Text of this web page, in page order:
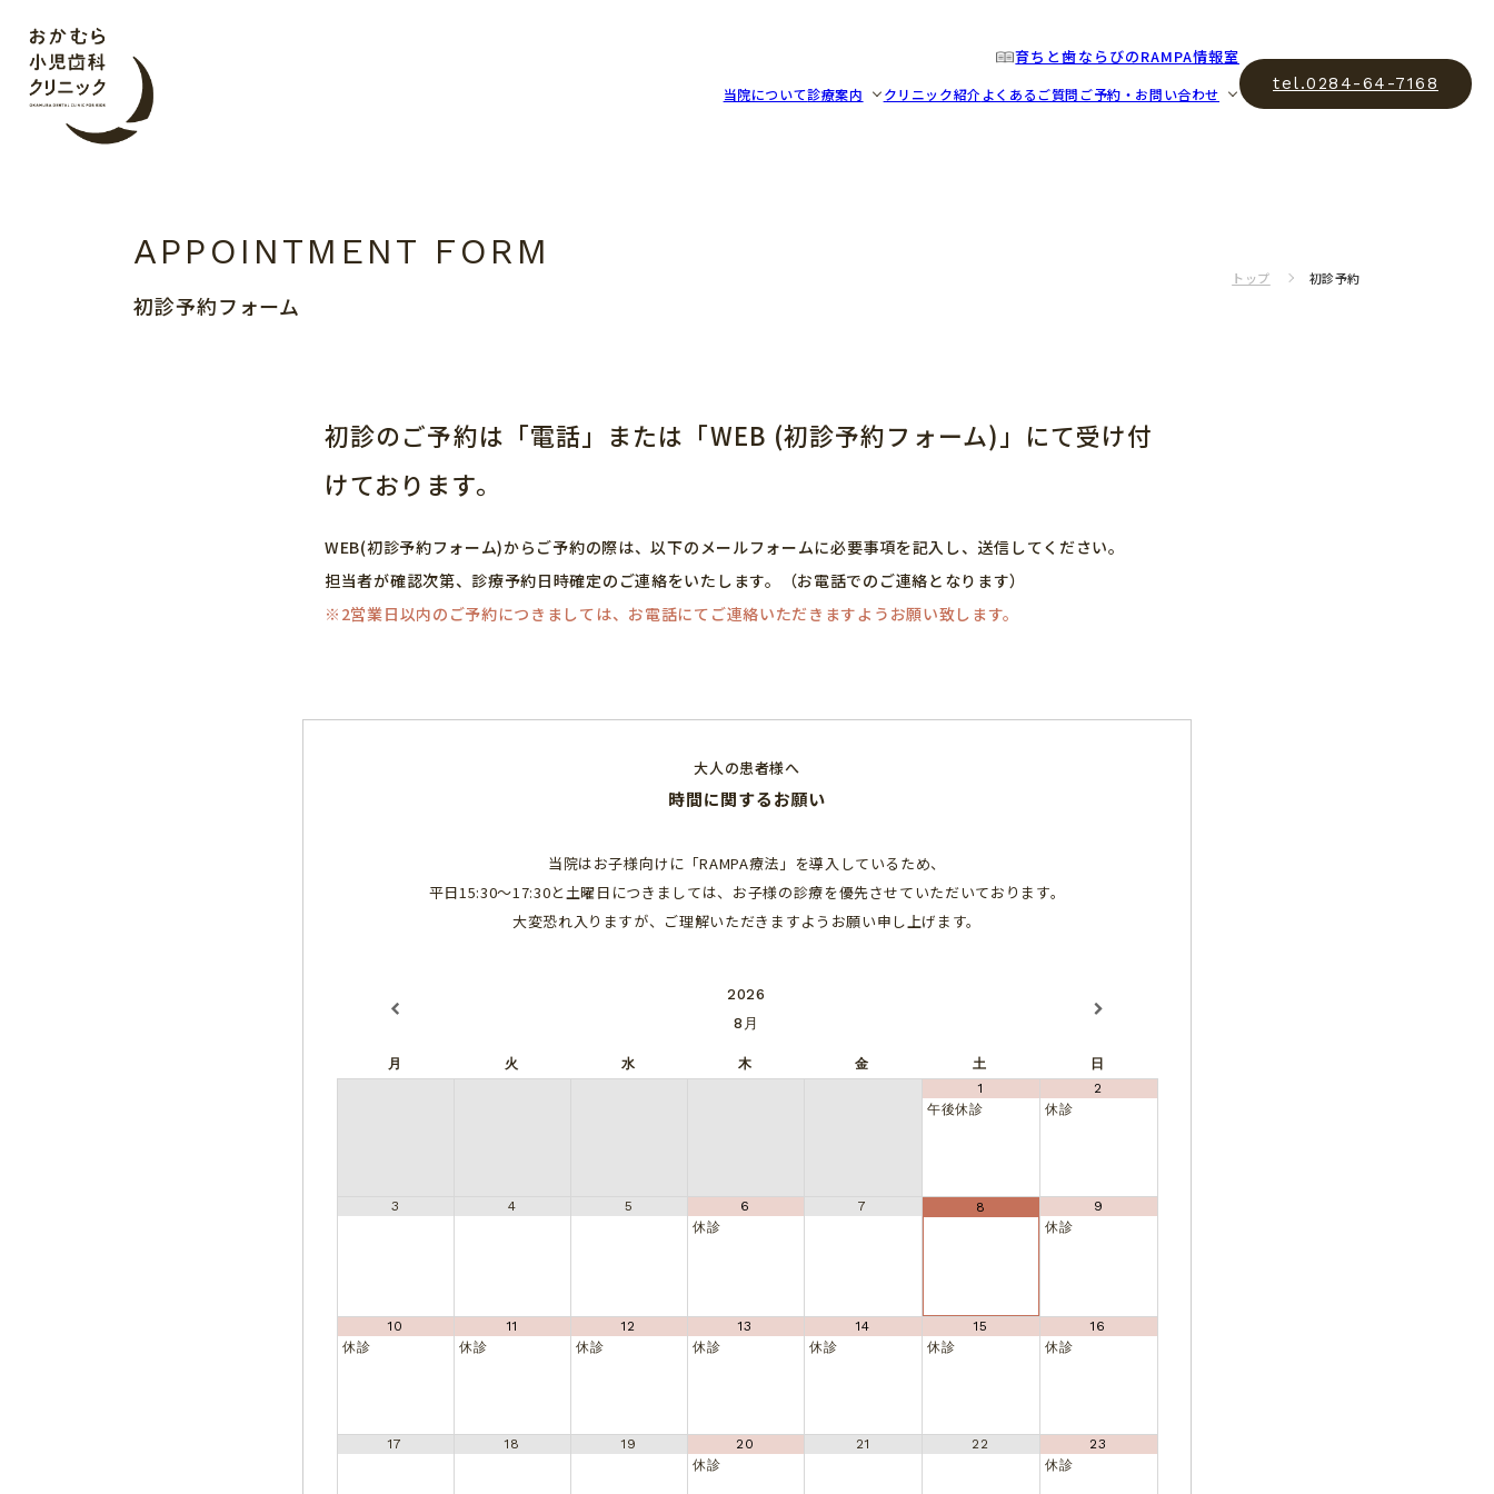
育ちと歯ならびのRAMPA情報室
当院について診療案内 クリニック紹介 よくあるご質問ご予約・お問い合わせ
tel.0284-64-7168
初診予約フォーム
トップ 初診予約
初診のご予約は「電話」または「WEB (初診予約フォーム)」にて受け付
けております。
WEB(初診予約フォーム)からご予約の際は、以下のメールフォームに必要事項を記入し、送信してください。
担当者が確認次第、診療予約日時確定のご連絡をいたします。（お電話でのご連絡となります）
※2営業日以内のご予約につきましては、お電話にてご連絡いただきますようお願い致します。
大人の患者様へ
時間に関するお願い
当院はお子様向けに「RAMPA療法」を導入しているため、
平日15:30〜17:30と土曜日につきましては、お子様の診療を優先させていただいております。
大変恐れ入りますが、ご理解いただきますようお願い申し上げます。
2026
8月
月 火 水 木 金 土
日
1
午後休診
2
休診
3 4 5
6
休診
7 8
9
休診
10
休診
11
休診
12
休診
13
休診
14
休診
15
休診
16
休診
17 18 19
20
休診
21 22
23
休診